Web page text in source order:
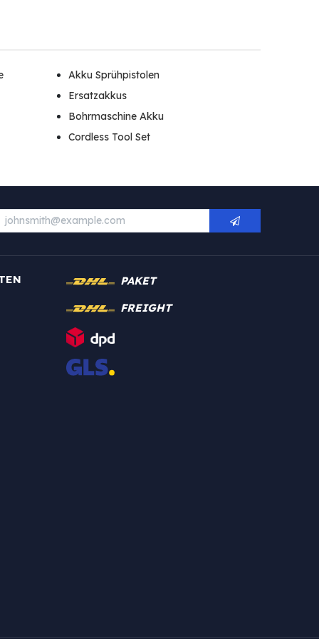
Akku Sprühpistolen
Ersatzakkus
Bohrmaschine Akku
Cordless Tool Set
PAKET
FREIGHT